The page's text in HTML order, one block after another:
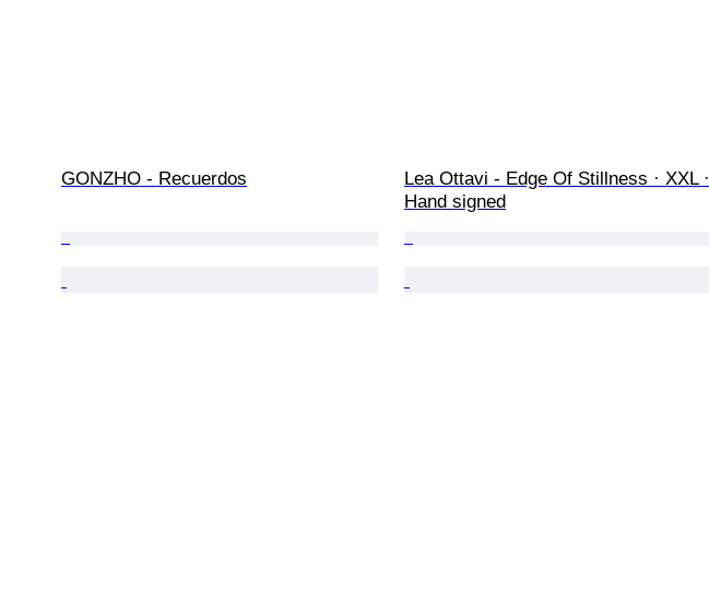
GONZHO - Recuerdos
Lea Ottavi - Edge Of Stillness · XXL ·
Hand signed